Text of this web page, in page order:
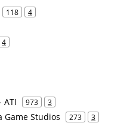
118 4
4
ATI 973 3
Game Studios 273 3